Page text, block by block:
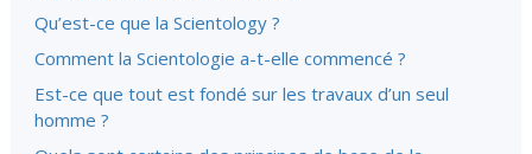
Qu’est-ce que la Scientology ?
Comment la Scientologie a-t-elle commencé ?
Est-ce que tout est fondé sur les travaux d’un seul
homme ?